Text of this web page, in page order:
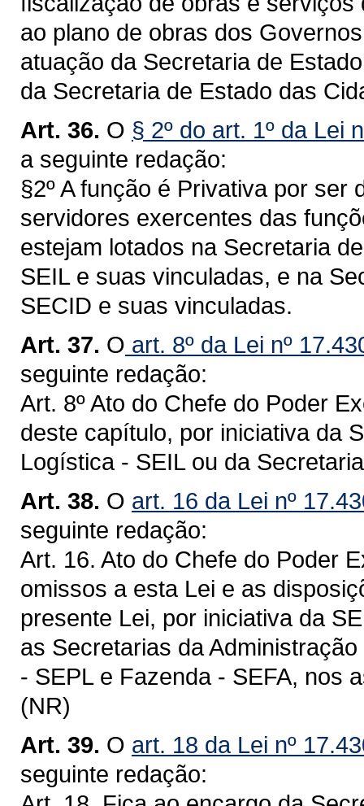
ao plano de obras dos
atuação da Secretaria de
da Secretaria de Estado das
Art. 36. O § 2º do art. 1º da Lei
a seguinte redação:
§2º A função é Privativa por
servidores exercentes das
estejam lotados na Secretaria
SEIL e suas vinculadas, e na
SECID e suas vinculadas.
Art. 37. O art. 8º da Lei nº
seguinte redação:
Art. 8º Ato do Chefe do Poder
deste capítulo, por iniciativa da
Logística - SEIL ou da
Art. 38. O art. 16 da Lei nº
seguinte redação:
Art. 16. Ato do Chefe do Poder
omissos a esta Lei e as
presente Lei, por iniciativa da
as Secretarias da
- SEPL e Fazenda - SEFA, nos
(NR)
Art. 39. O art. 18 da Lei nº
seguinte redação: